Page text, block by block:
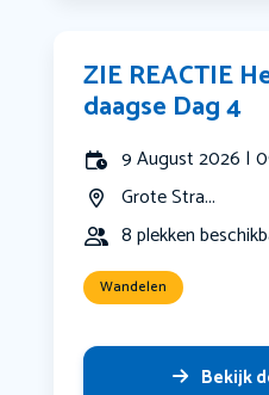
ZIE REACTIE
daagse Dag 4
9 August 2026 |
Grote Stra...
8 plekken
Wandelen
Bekijk